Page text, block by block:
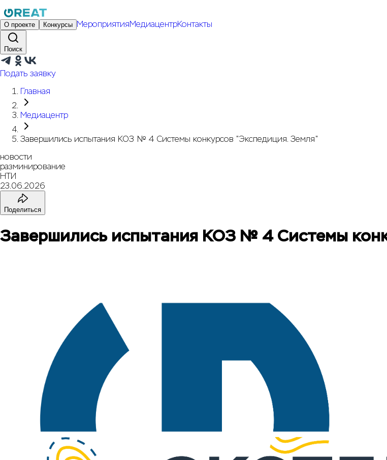
О проекте Конкурсы МероприятияМедиацентрКонтакты
Поиск
Подать заявку
Главная
Медиацентр
Завершились испытания КОЗ № 4 Системы конкурсов "Экспедиция. Земля"
новости
разминирование
НТИ
23.06.2026
Поделиться
Завершились испытания КОЗ № 4 Системы